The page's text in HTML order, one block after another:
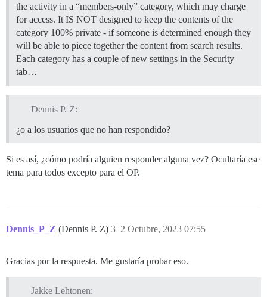
the activity in a “members-only” category, which may charge
for access. It IS NOT designed to keep the contents of the
category 100% private - if someone is determined enough they
will be able to piece together the content from search results.
Each category has a couple of new settings in the Security
tab…
Dennis P. Z:
¿o a los usuarios que no han respondido?
Si es así, ¿cómo podría alguien responder alguna vez? Ocultaría ese
tema para todos excepto para el OP.
Dennis_P_Z (Dennis P. Z) 2 Octubre, 2023 07:55
3
Gracias por la respuesta. Me gustaría probar eso.
Jakke Lehtonen: